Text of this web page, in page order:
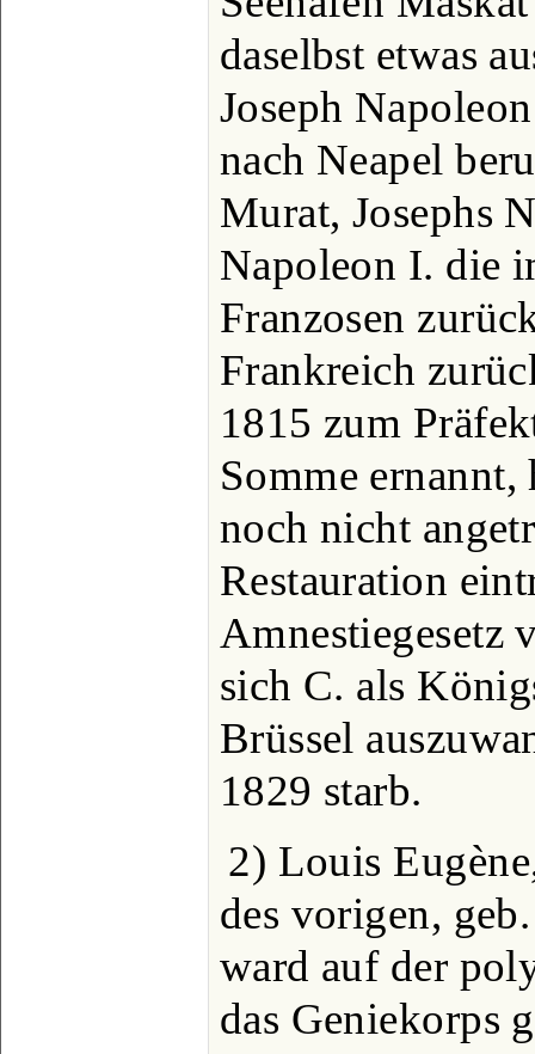
daselbst etwas
Joseph
nach Neapel
Murat, Josephs
Napoleon I. die
Franzosen
Frankreich
1815 zum
Somme ernannt,
noch nicht
Restauration
Amnestiegesetz
sich C. als
Brüssel
1829 starb.
2) Louis
des vorigen,
ward auf der
das Geniekorps